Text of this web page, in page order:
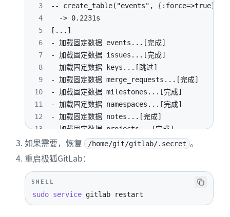
3
4
5
6
7
8
9
10
11
12
13
14
15
17
如果需要，恢复 /home/git/gitlab/.secret 。
重启极狐GitLab：
SHELL
sudo service gitlab restart